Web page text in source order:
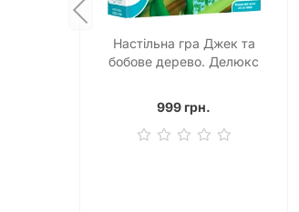
Настільна гра Джек та
бобове дерево. Делюкс
999 грн.